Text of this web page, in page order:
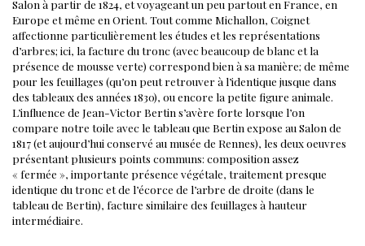
Salon à partir de 1824, et voyageant un peu partout en France, en
Europe et même en Orient. Tout comme Michallon, Coignet
affectionne particulièrement les études et les représentations
d’arbres; ici, la facture du tronc (avec beaucoup de blanc et la
présence de mousse verte) correspond bien à sa manière; de même
pour les feuillages (qu’on peut retrouver à l’identique jusque dans
des tableaux des années 1830), ou encore la petite figure animale.
L’influence de Jean-Victor Bertin s’avère forte lorsque l’on
compare notre toile avec le tableau que Bertin expose au Salon de
1817 (et aujourd’hui conservé au musée de Rennes), les deux oeuvres
présentant plusieurs points communs: composition assez
« fermée », importante présence végétale, traitement presque
identique du tronc et de l’écorce de l’arbre de droite (dans le
tableau de Bertin), facture similaire des feuillages à hauteur
intermédiaire.